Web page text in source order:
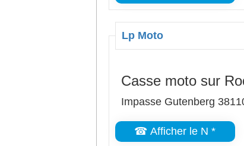
Lp Moto
Casse moto sur
Impasse Gutenberg
☎ Afficher le N *